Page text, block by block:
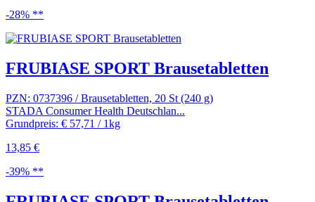
-28% **
FRUBIASE SPORT Brausetabletten
PZN: 0737396 / Brausetabletten, 20 St (240 g)
STADA Consumer Health Deutschlan...
Grundpreis: € 57,71 / 1kg
13,85 €
-39% **